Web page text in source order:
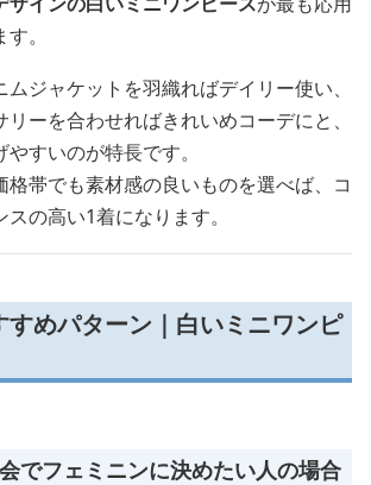
。
ジャケットを羽織ればデイリー使い、
リーを合わせればきれいめコーデにと、
すいのが特長です。
格帯でも素材感の良いものを選べば、コ
の高い1着になります。
すめパターン｜白いミニワンピ
でフェミニンに決めたい人の場合